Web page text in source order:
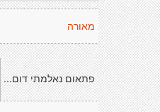
מאורה
פתאום נאלמתי דום...